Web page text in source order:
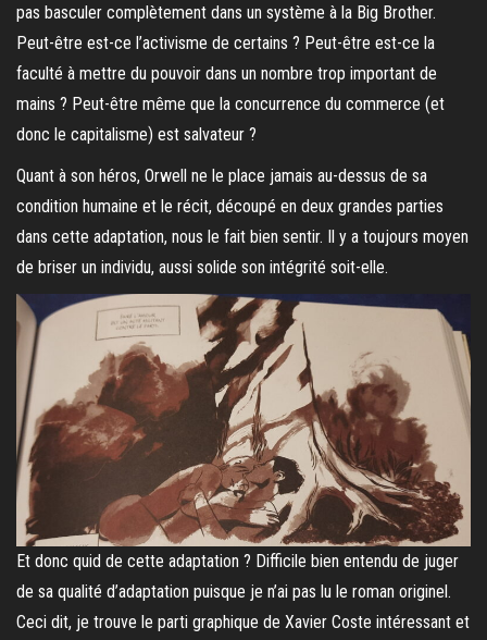
pas basculer complètement dans un système à la Big Brother.
Peut-être est-ce l’activisme de certains ? Peut-être est-ce la
faculté à mettre du pouvoir dans un nombre trop important de
mains ? Peut-être même que la concurrence du commerce (et
donc le capitalisme) est salvateur ?
Quant à son héros, Orwell ne le place jamais au-dessus de sa
condition humaine et le récit, découpé en deux grandes parties
dans cette adaptation, nous le fait bien sentir. Il y a toujours moyen
de briser un individu, aussi solide son intégrité soit-elle.
Et donc quid de cette adaptation ? Difficile bien entendu de juger
de sa qualité d’adaptation puisque je n’ai pas lu le roman originel.
Ceci dit, je trouve le parti graphique de Xavier Coste intéressant et